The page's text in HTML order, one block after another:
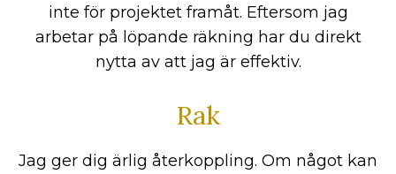
inte för projektet framåt. Eftersom jag
arbetar på löpande räkning har du direkt
nytta av att jag är effektiv.
Rak
Jag ger dig ärlig återkoppling. Om något kan